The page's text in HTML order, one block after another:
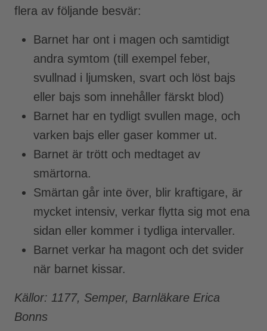
flera av följande besvär:
Barnet har ont i magen och samtidigt
andra symtom (till exempel feber,
svullnad i ljumsken, svart och löst bajs
eller bajs som innehåller färskt blod)
Barnet har en tydligt svullen mage, och
varken bajs eller gaser kommer ut.
Barnet är trött och medtaget av
smärtorna.
Smärtan går inte över, blir kraftigare, är
mycket intensiv, verkar flytta sig mot ena
sidan eller kommer i tydliga intervaller.
Barnet verkar ha magont och det svider
när barnet kissar.
Källor: 1177, Semper, Barnläkare Erica
Bonns